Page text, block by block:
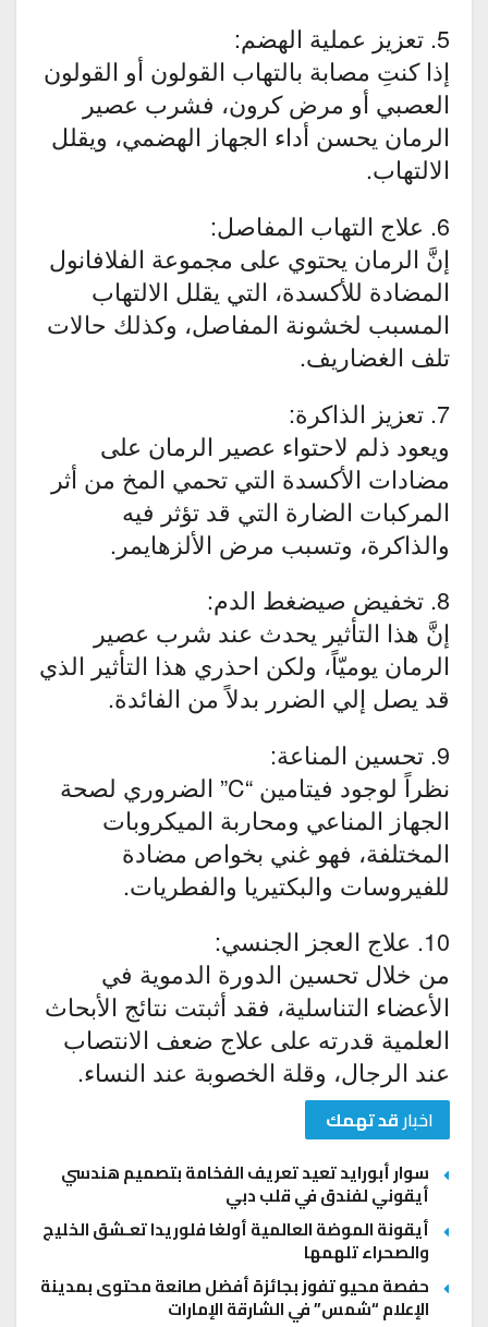
5. تعزيز عملية الهضم:
إذا كنتِ مصابة بالتهاب القولون أو القولون
العصبي أو مرض كرون، فشرب عصير
الرمان يحسن أداء الجهاز الهضمي، ويقلل
الالتهاب.
6. علاج التهاب المفاصل:
إنَّ الرمان يحتوي على مجموعة الفلافانول
المضادة للأكسدة، التي يقلل الالتهاب
المسبب لخشونة المفاصل، وكذلك حالات
تلف الغضاريف.
7. تعزيز الذاكرة:
ويعود ذلم لاحتواء عصير الرمان على
مضادات الأكسدة التي تحمي المخ من أثر
المركبات الضارة التي قد تؤثر فيه
والذاكرة، وتسبب مرض الألزهايمر.
8. تخفيض صيضغط الدم:
إنَّ هذا التأثير يحدث عند شرب عصير
الرمان يوميّاً، ولكن احذري هذا التأثير الذي
قد يصل إلي الضرر بدلاً من الفائدة.
9. تحسين المناعة:
نظراً لوجود فيتامين “C” الضروري لصحة
الجهاز المناعي ومحاربة الميكروبات
المختلفة، فهو غني بخواص مضادة
للفيروسات والبكتيريا والفطريات.
10. علاج العجز الجنسي:
من خلال تحسين الدورة الدموية في
الأعضاء التناسلية، فقد أثبتت نتائج الأبحاث
العلمية قدرته على علاج ضعف الانتصاب
عند الرجال، وقلة الخصوبة عند النساء.
اخبارقد تهمك
سوار أبورايد تعيد تعريف الفخامة بتصميم هندسي
أيقوني لفندق في قلب دبي
أيقونة الموضة العالمية أولغا فلوريدا تعـشق الخليج
والصحراء تلهمها
حفصة محيو تفوز بجائزة أفضل صانعة محتوى بمدينة
الإعلام “شمس” في الشارقة الإمارات